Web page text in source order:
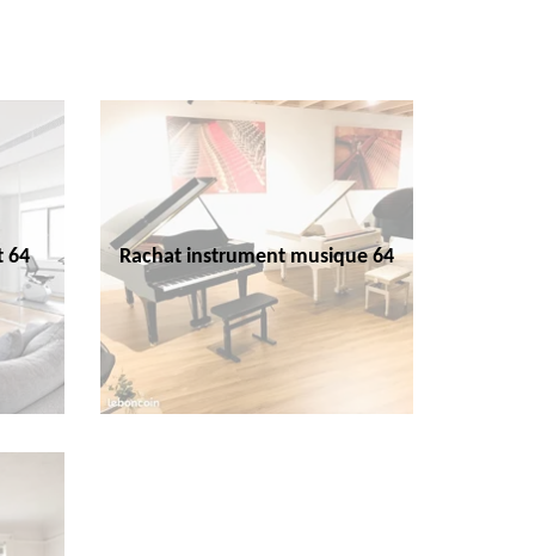
64 Rachat instrument musique 64